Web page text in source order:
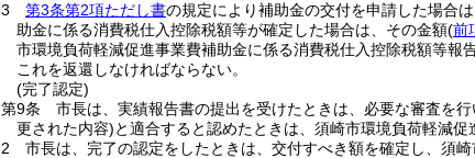
3
第3条第2項ただし書の規定により補助金の交付を申請した場合は
助金に係る消費税仕入控除税額等が確定した場合は、その金額(前
市環境負荷軽減促進事業費補助金に係る消費税仕入控除税額等報
これを返還しなければならない。
(完了認定)
第9条
市長は、実績報告書の提出を受けたときは、必要な審査を
更された内容)と適合すると認めたときは、須崎市環境負荷軽減促
2
市長は、完了の認定をしたときは、交付すべき額を確定し、須